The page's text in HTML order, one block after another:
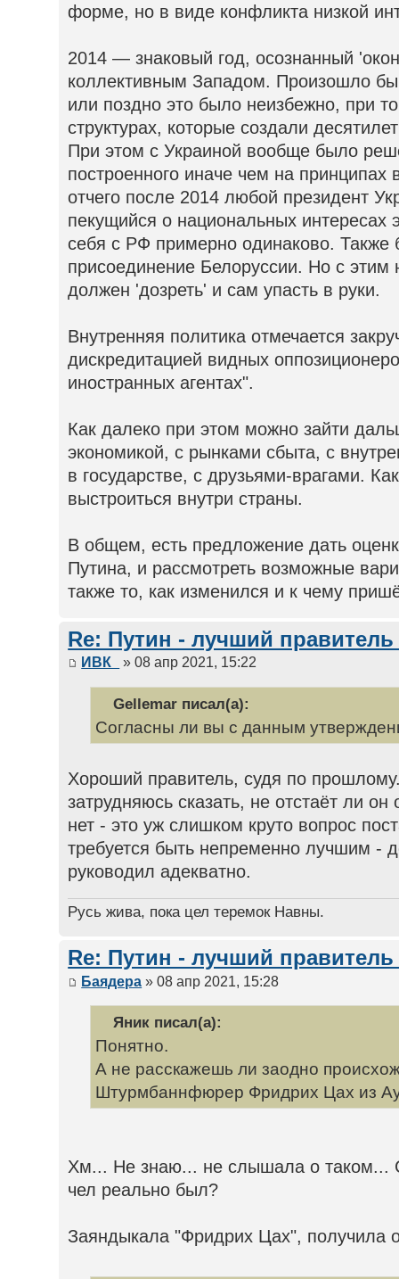
форме, но в виде конфликта низкой
2014 — знаковый год, осознанный
коллективным Западом. Произошло
или поздно это было неизбежно, при
структурах, которые создали
При этом с Украиной вообще было
построенного иначе чем на принципах
отчего после 2014 любой президент
пекущийся о национальных интересах
себя с РФ примерно одинаково. Также
присоединение Белоруссии. Но с
должен 'дозреть' и сам упасть в руки.
Внутренняя политика отмечается
дискредитацией видных
иностранных агентах".
Как далеко при этом можно зайти
экономикой, с рынками сбыта, с
в государстве, с друзьями-врагами.
выстроиться внутри страны.
В общем, есть предложение дать
Путина, и рассмотреть возможные
также то, как изменился и к чему
Re: Путин - лучший
ИВК_ » 08 апр 2021, 15:22
Gellemar писал(а):
Согласны ли вы с данным
Хороший правитель, судя по
затрудняюсь сказать, не отстаёт ли
нет - это уж слишком круто вопрос
требуется быть непременно лучшим -
руководил адекватно.
Русь жива, пока цел теремок Навны.
Re: Путин - лучший
Баядера » 08 апр 2021, 15:28
Яник писал(а):
Понятно.
А не расскажешь ли заодно
Штурмбаннфюрер Фридрих Цах из
Хм... Не знаю... не слышала о таком...
чел реально был?
Заяндыкала "Фридрих Цах", получила